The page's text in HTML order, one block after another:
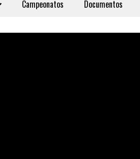
Campeonatos Documentos